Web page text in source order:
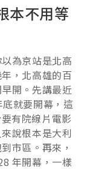
本不用等
為京站是北高
，北高雄的百
開。先講最近
就要開幕，這
有院線片電影
說根本是大利
市區。再來，
年開幕，一樣